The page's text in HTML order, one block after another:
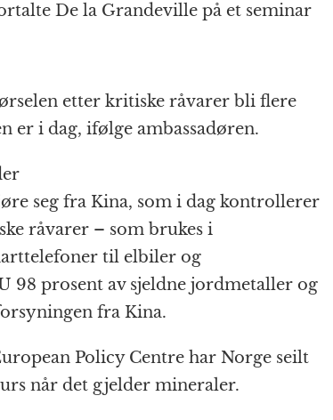
De la Grandeville på et seminar
etter kritiske råvarer bli flere
er i dag, ifølge ambassadøren.
seg fra Kina, som i dag kontrollerer
råvarer – som brukes i
til elbiler og
98 prosent av sjeldne jordmetaller og
fra Kina.
Policy Centre har Norge seilt
når det gjelder mineraler.